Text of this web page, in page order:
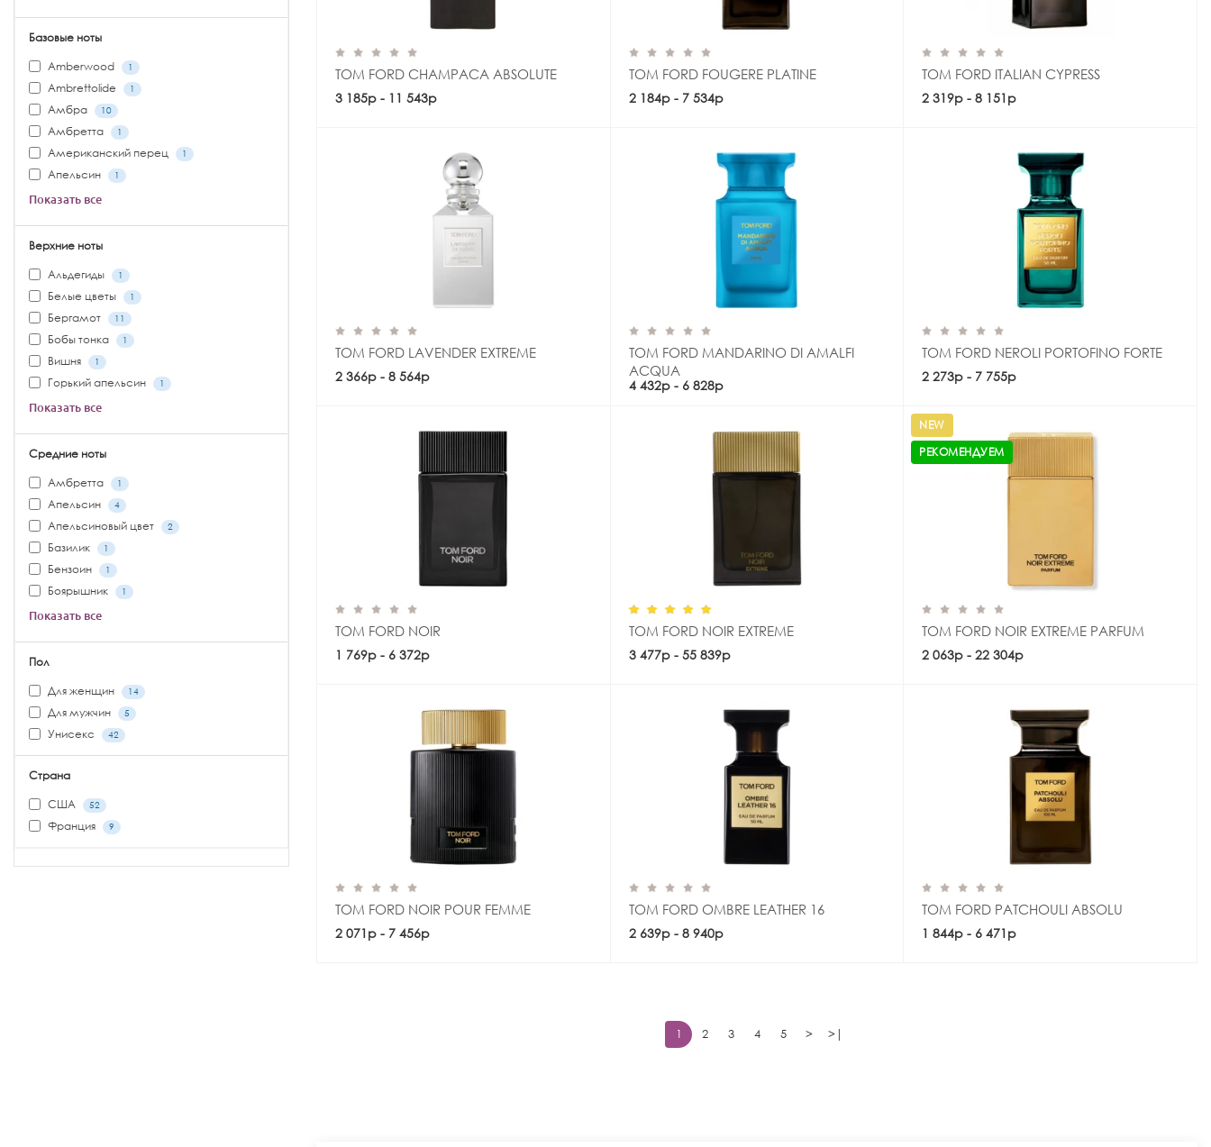
Базовые ноты
Amberwood
1
Ambrettolide 1
Амбра 10
Амбретта 1
Американский перец 1
Апельсин 1
Показать все
Верхние ноты
Альдегиды
1
Белые цветы 1
Бергамот 11
Бобы тонка 1
Вишня 1
Горький апельсин 1
Показать все
Средние ноты
Амбретта
1
Апельсин 4
Апельсиновый цвет 2
Базилик 1
Бензоин 1
Боярышник 1
Показать все
Пол
Для женщин
14
Для мужчин 5
Унисекс 42
Страна
США
52
Франция 9
TOM FORD CHAMPACA ABSOLUTE
3 185р - 11 543рКупить
TOM FORD FOUGERE PLATINE
2 184р - 7 534р
TOM FORD ITALIAN CYPRESS
2 319р - 8 151р
TOM FORD LAVENDER EXTREME
2 366р - 8 564р
TOM FORD MANDARINO DI AMALFI
ACQUA
4 432р - 6 828р
TOM FORD NEROLI PORTOFINO FORTE
2 273р - 7 755р
TOM FORD NOIR
1 769р - 6 372р
TOM FORD NOIR EXTREME
3 477р - 55 839рКупить
NEW
РЕКОМЕНДУЕМ
TOM FORD NOIR EXTREME PARFUM
2 063р - 22 304рКупить
TOM FORD NOIR POUR FEMME
2 071р - 7 456р
TOM FORD OMBRE LEATHER 16
2 639р - 8 940р
TOM FORD PATCHOULI ABSOLU
1 844р - 6 471р
1 2 3 4 5 > >|